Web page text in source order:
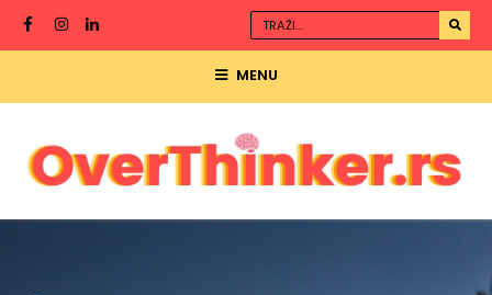
MENU